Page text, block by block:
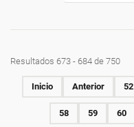
Resultados 673 - 684 de 750
Inicio Anterior 52
58 59 60